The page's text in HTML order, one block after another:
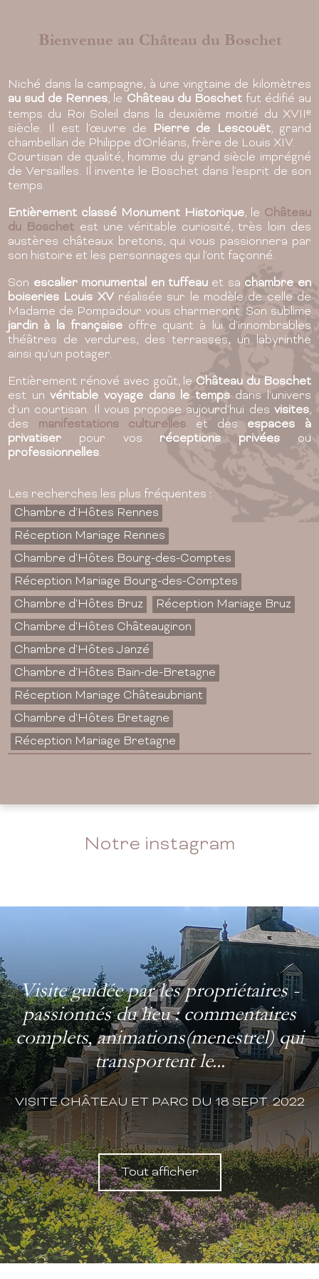
jardins exceptionnels
plus
Nous vous
En
Bienvenue au Château du Boschet
Niché dans la campagne, à une vingtaine de kilomètres
au sud de Rennes, le Château du Boschetfut édifié au
temps du Roi Soleil dans la deuxième moitié du XVIIᵉ
siècle. Il est l'œuvre de Pierre de Lescouët, grand
chambellan de Philippe d'Orléans, frère de Louis XIV.
Courtisan de qualité, homme du grand siècle imprégné
de Versailles. Il invente le Boschet dans l'esprit de son
temps.
Entièrement classé Monument Historique, le Château
du Boschet est une véritable curiosité, très loin des
austères châteaux bretons, qui vous passionnera par
son histoire et les personnages qui l'ont façonné.
Son escalier monumental en tuffeau et sa chambre en
boiseries Louis XVréalisée sur le modèle de celle de
Madame de Pompadour vous charmeront. Son sublime
jardin à la françaiseoffre quant à lui d'innombrables
théâtres de verdures, des terrasses, un labyrinthe
ainsi qu'un potager.
Entièrement rénové avec goût, le Château du Boschet
est unvéritable voyage dans le tempsdans l'univers
d'un courtisan. Il vous propose aujourd'hui des visites,
des manifestations culturelles et des espaces à
privatiser pour vos réceptions privées ou
professionnelles.
Les recherches les plus fréquentes :
Chambre d'Hôtes Rennes
Réception Mariage Rennes
Chambre d'Hôtes Bourg-des-Comptes
Réception Mariage Bourg-des-Comptes
Chambre d'Hôtes Bruz
Réception Mariage Bruz
Chambre d'Hôtes Châteaugiron
Chambre d'Hôtes Janzé
Chambre d'Hôtes Bain-de-Bretagne
Réception Mariage Châteaubriant
Chambre d'Hôtes Bretagne
Réception Mariage Bretagne
Notre instagram
Visite guidée par les propriétaires -
passionnés du lieu : commentaires
complets, animations(menestrel) qui
transportent le...
VISITE CHÂTEAU ET PARC DU 18 SEPT. 2022
Tout afficher